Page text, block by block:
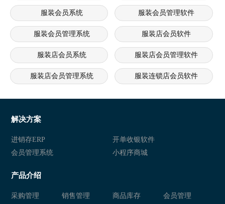
服装会员系统 服装会员管理软件
服装会员管理系统 服装店会员软件
服装店会员系统 服装店会员管理软件
服装店会员管理系统 服装连锁店会员软件
服装连锁店会员管理系统
服装行业会员系统 服装行业会员管理软件
服装会员系统
解决方案
进销存ERP
开单收银软件
会员管理系统
小程序商城
产品介绍
采购管理 销售管理 商品库存
会员管理